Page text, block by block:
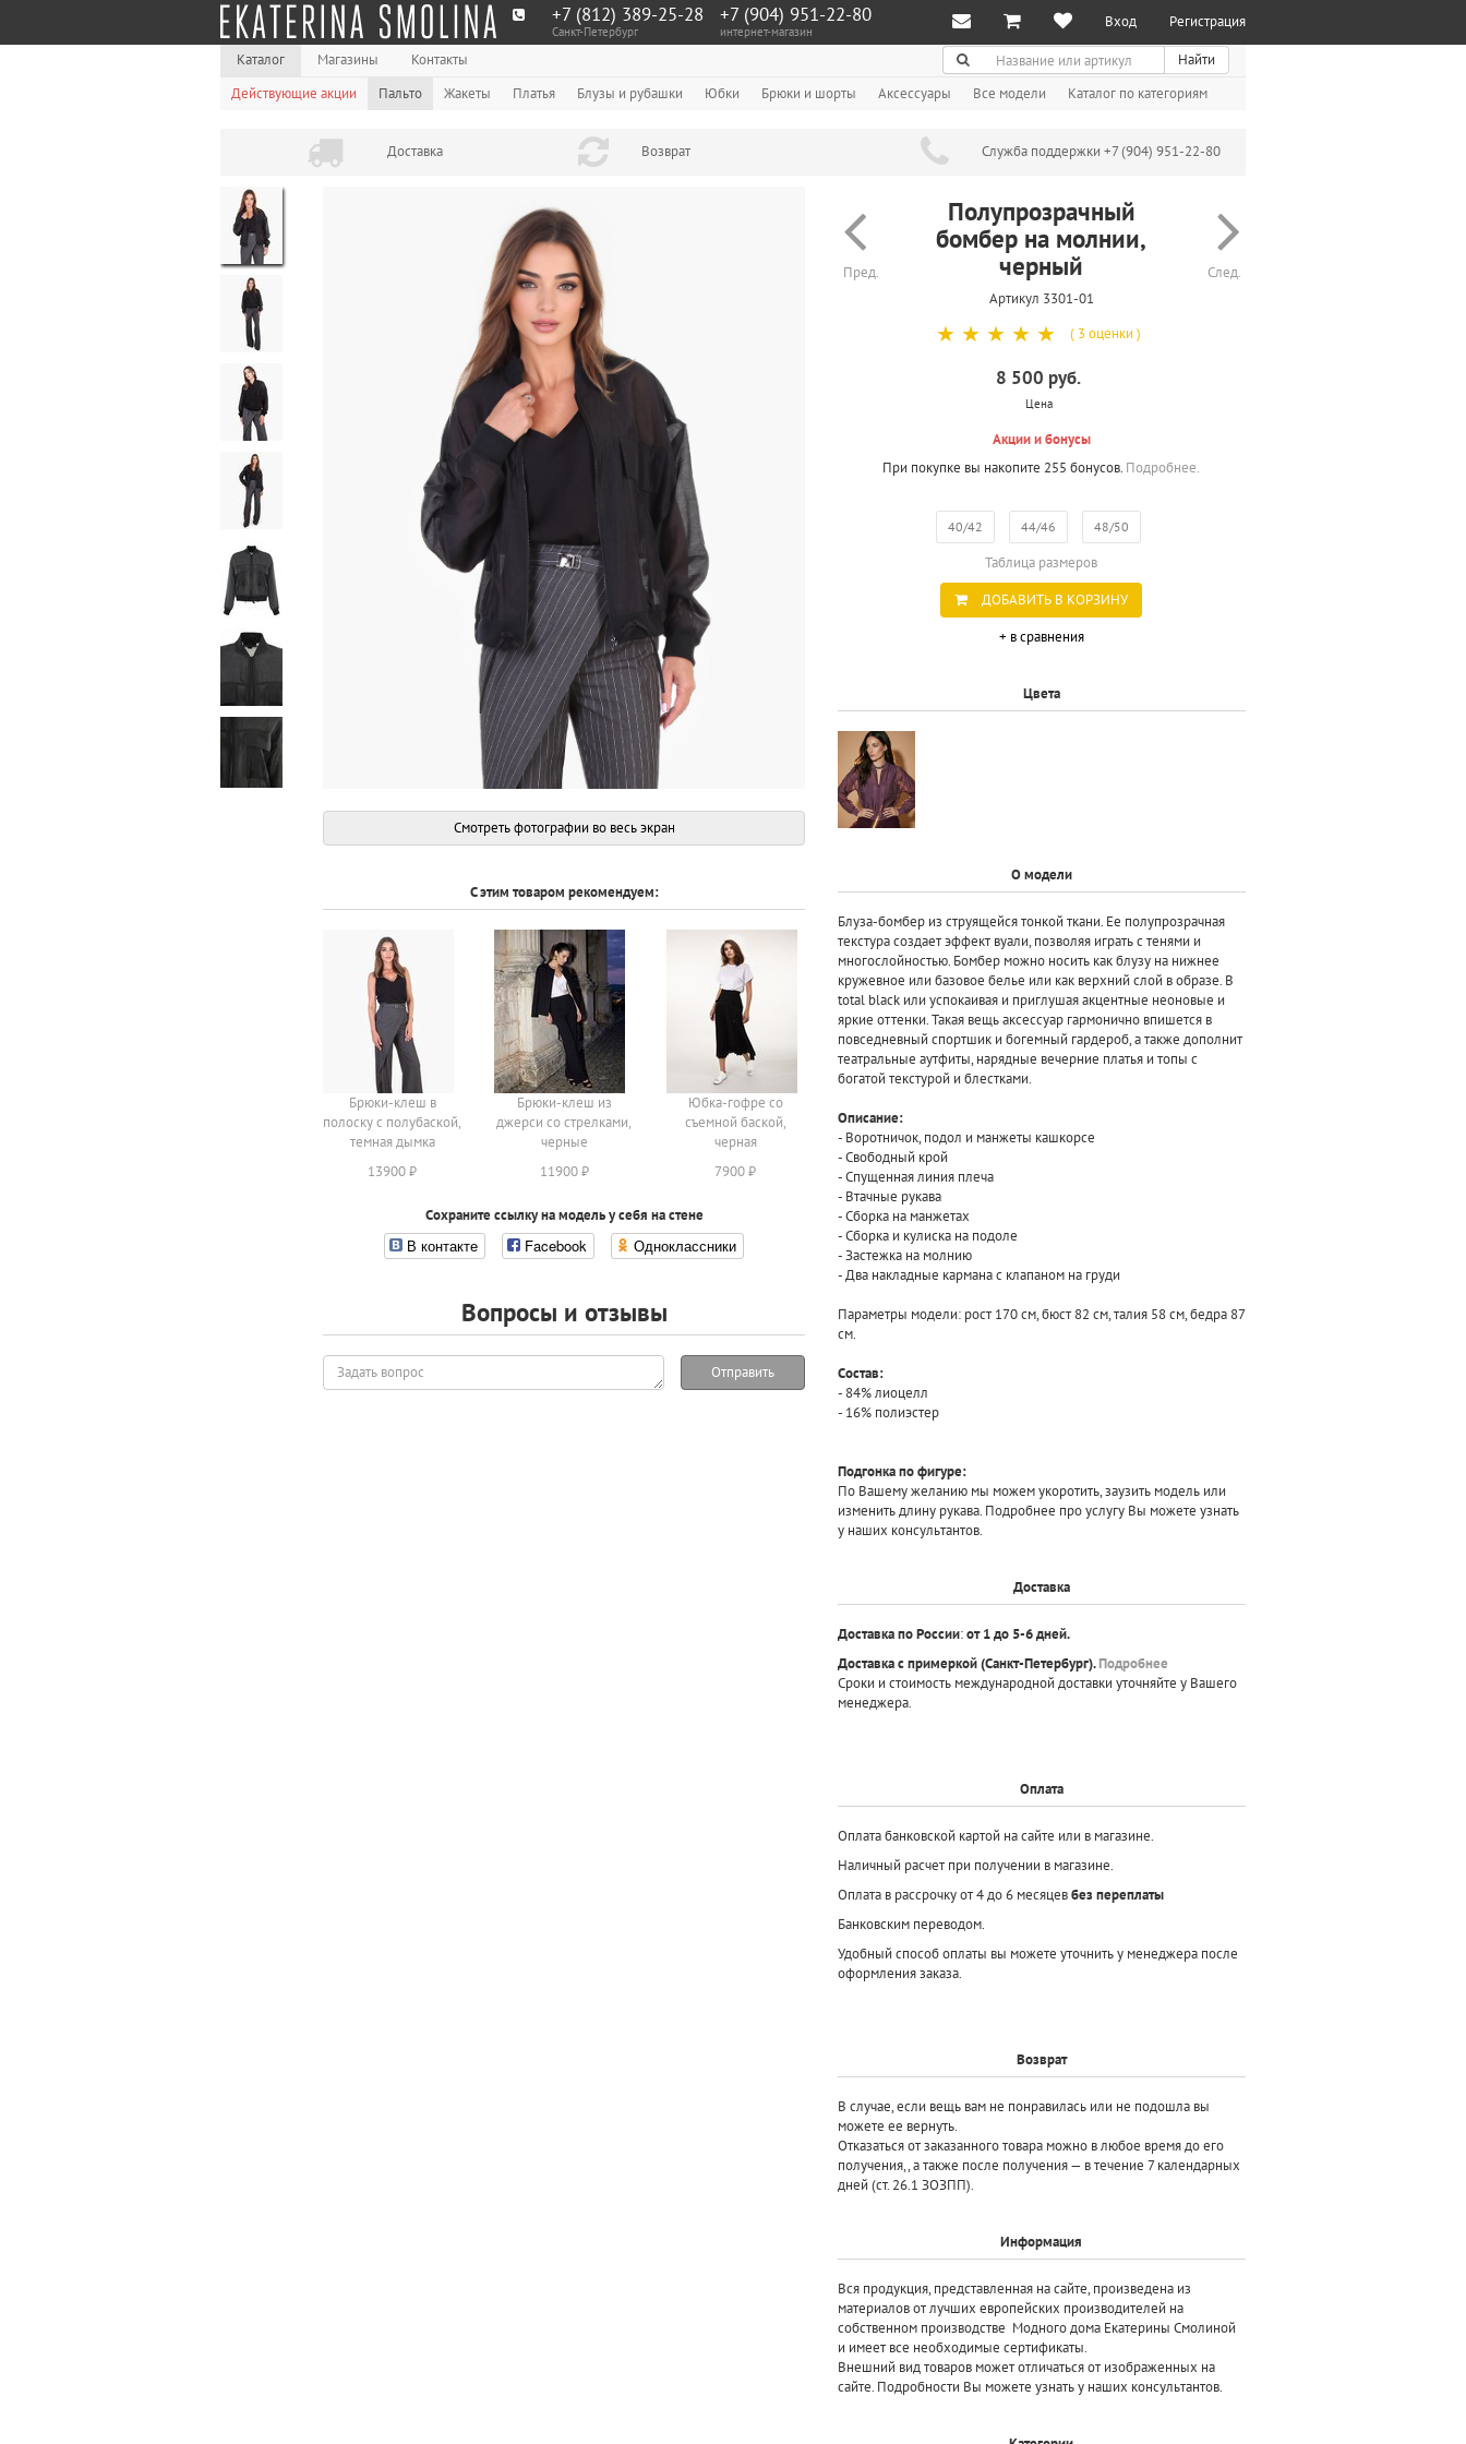
+7 (812) 389-25-28
Санкт-Петербург
+7 (904) 951‑22‑80
интернет-магазин
Вход Регистрация
Каталог Магазины Контакты Поиск
Найти
Действующие акции
Пальто Жакеты Платья Блузы и рубашки Юбки Брюки и шорты Аксессуары Все модели Каталог по категориям
Доставка Возврат Служба поддержки +7 (904) 951-22-80
Смотреть фотографии во весь экран
С этим товаром рекомендуем:
Брюки-клеш в
полоску с полубаской,
темная дымка
13900 ₽
Брюки-клеш из
джерси со стрелками,
черные
11900 ₽
Юбка-гофре со
съемной баской,
черная
7900 ₽
Сохраните ссылку на модель у себя на стене
В контакте Facebook Одноклассники
Вопросы и отзывы
Задать
вопрос
Отправить
Пред.
Полупрозрачный
бомбер на молнии,
черный
Артикул 3301-01
След.
☆
☆
☆
☆
☆ ( 3 оценки )
8 500 руб.
Цена
Акции и бонусы
При покупке вы накопите 255 бонусов. Подробнее.
40/42 44/46 48/50
Таблица размеров
ДОБАВИТЬ В КОРЗИНУ
+ в сравнения
Цвета
О модели
Блуза-бомбер из струящейся тонкой ткани. Ее полупрозрачная
текстура создает эффект вуали, позволяя играть с тенями и
многослойностью. Бомбер можно носить как блузу на нижнее
кружевное или базовое белье или как верхний слой в образе. В
total black или успокаивая и приглушая акцентные неоновые и
яркие оттенки. Такая вещь аксессуар гармонично впишется в
повседневный спортшик и богемный гардероб, а также дополнит
театральные аутфиты, нарядные вечерние платья и топы с
богатой текстурой и блестками.
Описание:
- Воротничок, подол и манжеты кашкорсе
- Свободный крой
- Спущенная линия плеча
- Втачные рукава
- Сборка на манжетах
- Сборка и кулиска на подоле
- Застежка на молнию
- Два накладные кармана с клапаном на груди
Параметры модели: рост 170 см, бюст 82 см, талия 58 см, бедра 87
см.
Состав:
- 84% лиоцелл
- 16% полиэстер
Подгонка по фигуре:
По Вашему желанию мы можем укоротить, заузить модель или
изменить длину рукава. Подробнее про услугу Вы можете узнать
у наших консультантов.
Доставка
Доставка по России:от 1 до 5-6 дней.
Доставка с примеркой(Санкт-Петербург).Подробнее
Сроки и стоимость международной доставки уточняйте у Вашего
менеджера.
Оплата
Оплата банковской картой на сайте или в магазине.
Наличный расчет при получении в магазине.
Оплата в рассрочку от 4 до 6 месяцевбез переплаты
Банковским переводом.
Удобный способ оплаты вы можете уточнить у менеджера после
оформления заказа.
Возврат
В случае, если вещь вам не понравилась или не подошла вы
можете ее вернуть.
Отказаться от заказанного товара можно в любое время до его
получения,, а также после получения — в течение 7 календарных
дней (ст. 26.1 ЗОЗПП).
Информация
Вся продукция, представленная на сайте, произведена из
материалов от лучших европейских производителей на
собственном производстве Модного дома Екатерины Смолиной
и имеет все необходимые сертификаты.
Внешний вид товаров может отличаться от изображенных на
сайте. Подробности Вы можете узнать у наших консультантов.